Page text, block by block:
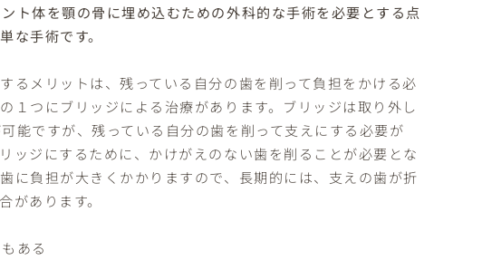
ト体を顎の骨に埋め込むための外科的な手術を必要とする点
な手術です。
るメリットは、残っている自分の歯を削って負担をかける必
１つにブリッジによる治療があります。ブリッジは取り外し
能ですが、残っている自分の歯を削って支えにする必要が
ッジにするために、かけがえのない歯を削ることが必要とな
に負担が大きくかかりますので、長期的には、支えの歯が折
があります。
ある